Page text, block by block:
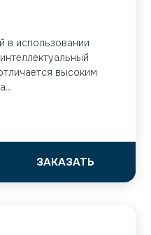
в использовании
высоким
ЗАКАЗАТЬ